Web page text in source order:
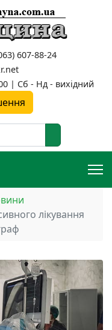
607-88-24
| Сб - Нд - вихідний
лікування